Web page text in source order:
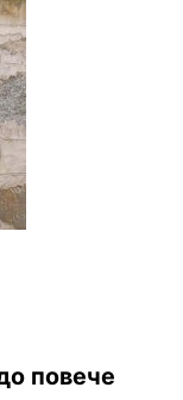
повече